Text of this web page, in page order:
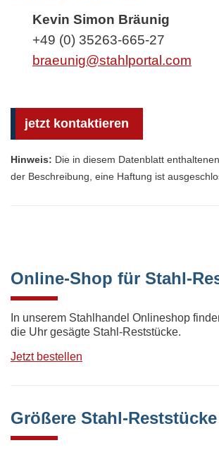
Kevin Simon Bräunig
+49 (0) 35263-665-27
braeunig@stahlportal.com
jetzt kontaktieren
Hinweis: Die in diesem Datenblatt
der Beschreibung, eine Haftung ist
Online-Shop für Stahl-
In unserem Stahlhandel Onlineshop
die Uhr gesägte Stahl-Reststücke.
Jetzt bestellen
Größere Stahl-Reststücke